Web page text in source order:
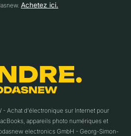
Achetez ici.
- Achat d'électronique sur Internet pour
appareils photo numériques et
electronics GmbH - Georg-Simon-